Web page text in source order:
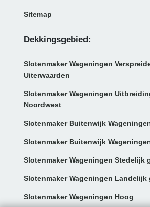
Sitemap
Dekkingsgebied:
Slotenmaker Wageningen
Uiterwaarden
Slotenmaker Wageningen
Noordwest
Slotenmaker Buitenwijk
Slotenmaker Buitenwijk
Slotenmaker Wageningen Stedelijk
Slotenmaker Wageningen Landelijk
Slotenmaker Wageningen Hoog